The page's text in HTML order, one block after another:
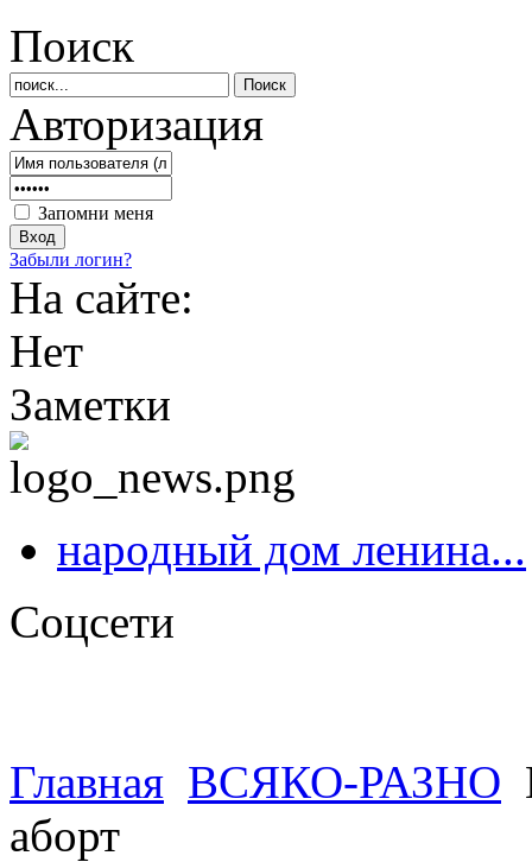
Поиск
Авторизация
Запомни меня
Забыли логин?
На сайте:
Нет
Заметки
народный дом ленина...
Соцсети
Главная ВСЯКО-РАЗНО
аборт